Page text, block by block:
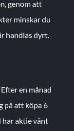
genom att
minskar du
handlas dyrt.
Efter en månad
på att köpa 6
har aktie vänt